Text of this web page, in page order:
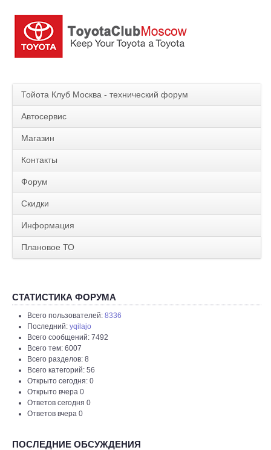
Тойота Клуб Москва - технический форум
Автосервис
Магазин
Контакты
Форум
Скидки
Информация
Плановое ТО
СТАТИСТИКА ФОРУМА
Всего пользователей: 8336
Последний: yqilajo
Всего сообщений: 7492
Всего тем: 6007
Всего разделов: 8
Всего категорий: 56
Открыто сегодня: 0
Открыто вчера 0
Ответов сегодня 0
Ответов вчера 0
ПОСЛЕДНИЕ ОБСУЖДЕНИЯ